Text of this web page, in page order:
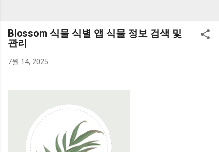
Blossom 식물 식별 앱 식물 정보 검색 및
관리
7월 14, 2025